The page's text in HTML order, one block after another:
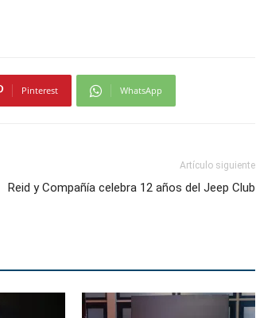
Pinterest WhatsApp
Artículo siguiente
Reid y Compañía celebra 12 años del Jeep Club